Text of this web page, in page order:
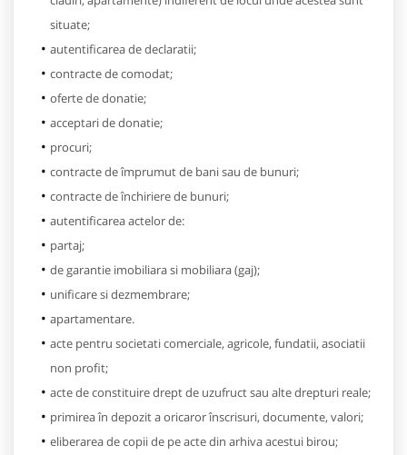
situate;
autentificarea de declaratii;
contracte de comodat;
oferte de donatie;
acceptari de donatie;
procuri;
contracte de împrumut de bani sau de bunuri;
contracte de închiriere de bunuri;
autentificarea actelor de:
partaj;
de garantie imobiliara si mobiliara (gaj);
unificare si dezmembrare;
apartamentare.
acte pentru societati comerciale, agricole, fundatii, asociatii
non profit;
acte de constituire drept de uzufruct sau alte drepturi reale;
primirea în depozit a oricaror înscrisuri, documente, valori;
eliberarea de copii de pe acte din arhiva acestui birou;